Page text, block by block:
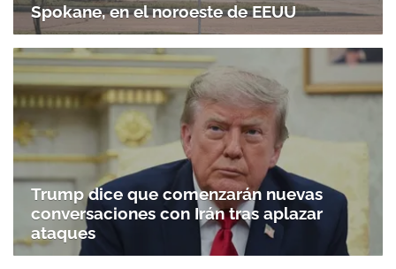
Spokane, en el noroeste de EEUU
Trump dice que comenzarán nuevas
conversaciones con Irán tras aplazar
ataques